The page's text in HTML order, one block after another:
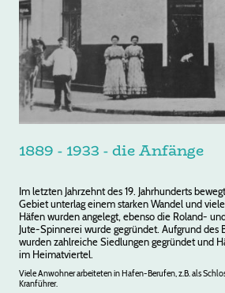
1889 - 1933 - die Anfänge
Im letzten Jahrzehnt des 19. Jahrhunderts
Gebiet unterlag einem starken Wandel und
Häfen wurden angelegt, ebenso die Roland-
Jute-Spinnerei wurde gegründet. Aufgrund des
wurden zahlreiche Siedlungen gegründet und
im Heimatviertel.
Viele Anwohner arbeiteten in Hafen-Berufen, z.B. als
Kranführer.